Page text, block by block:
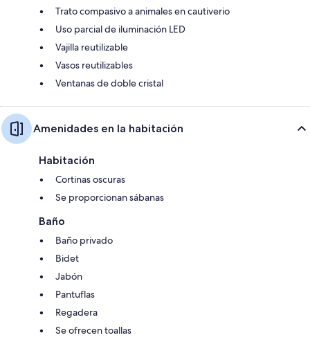
Trato compasivo a animales en cautiverio
Uso parcial de iluminación LED
Vajilla reutilizable
Vasos reutilizables
Ventanas de doble cristal
Amenidades en la habitación
Habitación
Cortinas oscuras
Se proporcionan sábanas
Baño
Baño privado
Bidet
Jabón
Pantuflas
Regadera
Se ofrecen toallas